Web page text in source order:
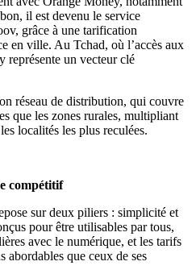
il est devenu le service
grâce à une tarification
en ville. Au Tchad, où l’accès aux
représente un vecteur clé
réseau de distribution, qui couvre
que les zones rurales, multipliant
localités les plus reculées.
compétitif
sur deux piliers : simplicité et
pour être utilisables par tous,
avec le numérique, et les tarifs
abordables que ceux de ses